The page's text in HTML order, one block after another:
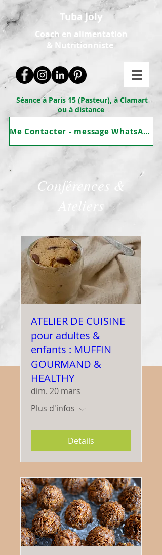
Tuba Joly
Coach en alimentation
& Nutritionniste
Séance à Paris 15 (Pasteur), à Clamart
ou à distance
Me Contacter - message WhatsApp
Conférences &
Ateliers
ATELIER DE CUISINE
pour adultes &
enfants : MUFFIN
GOURMAND &
HEALTHY
dim. 20 mars
Plus d'infos
Details